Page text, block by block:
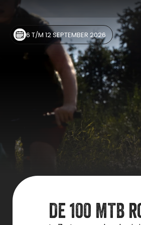
6 T/M 12 SEPTEMBER 2026
De 100 MTB